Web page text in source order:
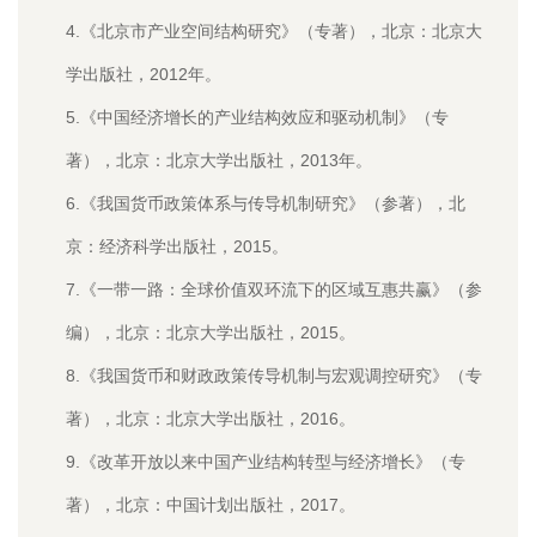
4.《北京市产业空间结构研究》（专著），北京：北京大
学出版社，2012年。
5.《中国经济增长的产业结构效应和驱动机制》（专
著），北京：北京大学出版社，2013年。
6.《我国货币政策体系与传导机制研究》（参著），北
京：经济科学出版社，2015。
7.《一带一路：全球价值双环流下的区域互惠共赢》（参
编），北京：北京大学出版社，2015。
8.《我国货币和财政政策传导机制与宏观调控研究》（专
著），北京：北京大学出版社，2016。
9.《改革开放以来中国产业结构转型与经济增长》（专
著），北京：中国计划出版社，2017。